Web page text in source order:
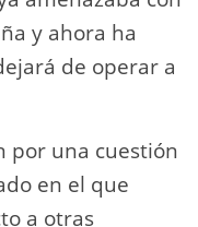
y ahora ha
de operar a
por una cuestión
en el que
a otras